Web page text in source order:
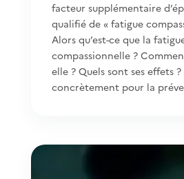
facteur supplémentaire
qualifié de « fatigue
Alors qu’est-ce que la
compassionnelle ?
elle ? Quels sont ses effets
concrètement pour la